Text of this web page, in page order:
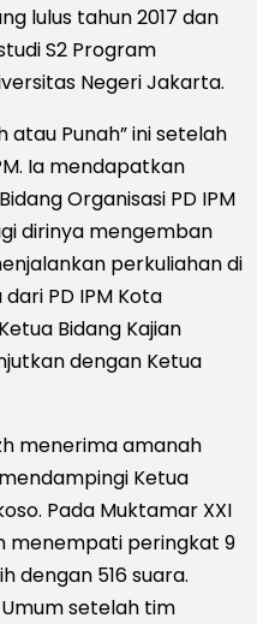
lulus tahun 2017 dan
S2 Program
Negeri Jakarta.
atau Punah” ini setelah
Ia mendapatkan
Organisasi PD IPM
dirinya mengemban
perkuliahan di
PD IPM Kota
Bidang Kajian
dengan Ketua
menerima amanah
Ketua
Pada Muktamar XXI
menempati peringkat 9
516 suara.
setelah tim